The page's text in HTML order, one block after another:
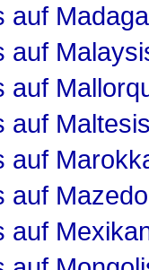
auf
auf
auf
auf
auf
auf
auf